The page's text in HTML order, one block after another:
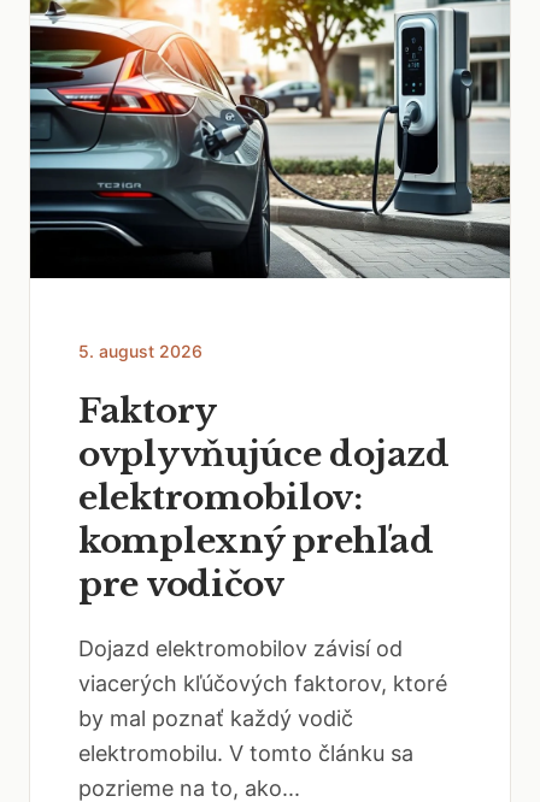
5. august 2026
Faktory
ovplyvňujúce dojazd
elektromobilov:
komplexný prehľad
pre vodičov
Dojazd elektromobilov závisí od
viacerých kľúčových faktorov, ktoré
by mal poznať každý vodič
elektromobilu. V tomto článku sa
pozrieme na to, ako...